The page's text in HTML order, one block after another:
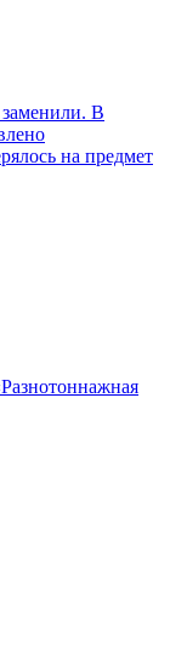
В
на предмет